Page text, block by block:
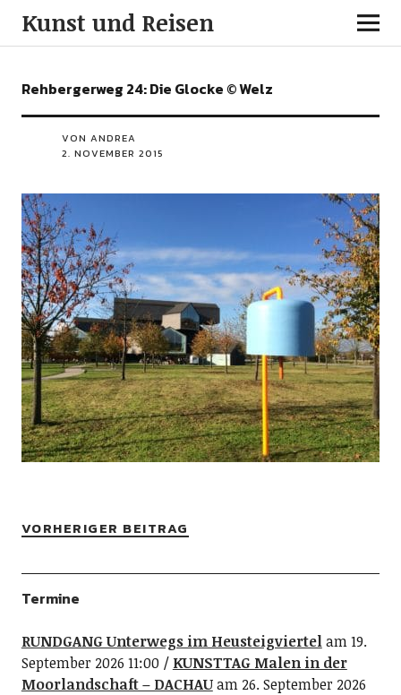
Kunst und Reisen
Rehbergerweg 24: Die Glocke © Welz
VON ANDREA
2. NOVEMBER 2015
VORHERIGER BEITRAG
Termine
RUNDGANG Unterwegs im Heusteigviertelam 19.
September 2026 11:00
KUNSTTAG Malen in der
Moorlandschaft – DACHAUam 26. September 2026